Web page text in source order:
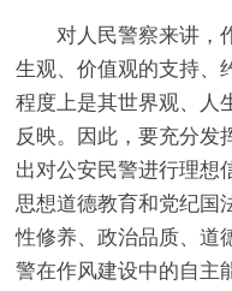
对人民警察来讲，
生观、价值观的支持、
程度上是其世界观、人
反映。因此，要充分发
出对公安民警进行理想
思想道德教育和党纪国
性修养、政治品质、道
警在作风建设中的自主